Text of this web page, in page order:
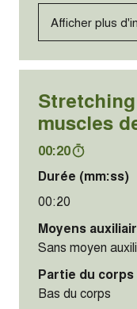
Afficher plus
muscles
00:20
Durée (mm:ss)
00:20
Moyens
Sans moyen
Partie du corps
Bas du corps